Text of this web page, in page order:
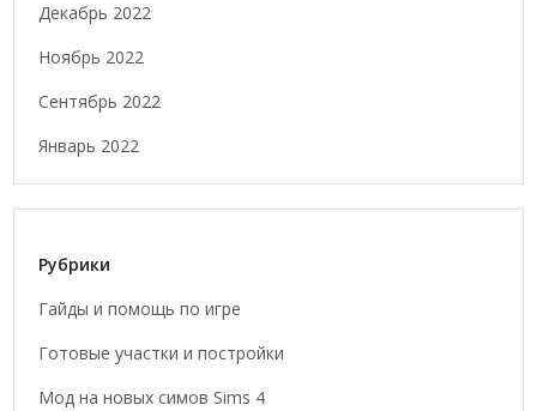
Декабрь 2022
Ноябрь 2022
Сентябрь 2022
Январь 2022
Рубрики
Гайды и помощь по игре
Готовые участки и постройки
Мод на новых симов Sims 4